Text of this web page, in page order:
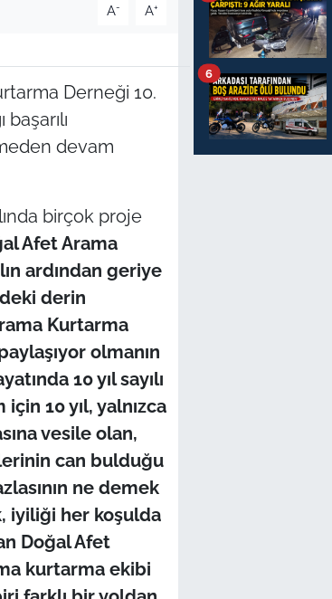
A- A+
Derneği 10.
devam
birçok proje
Afet Arama
ardından geriye
derin
Kurtarma
olmanın
10 yıl sayılı
10 yıl, yalnızca
vesile olan,
can bulduğu
ne demek
iyiliği her koşulda
Doğal Afet
kurtarma ekibi
6